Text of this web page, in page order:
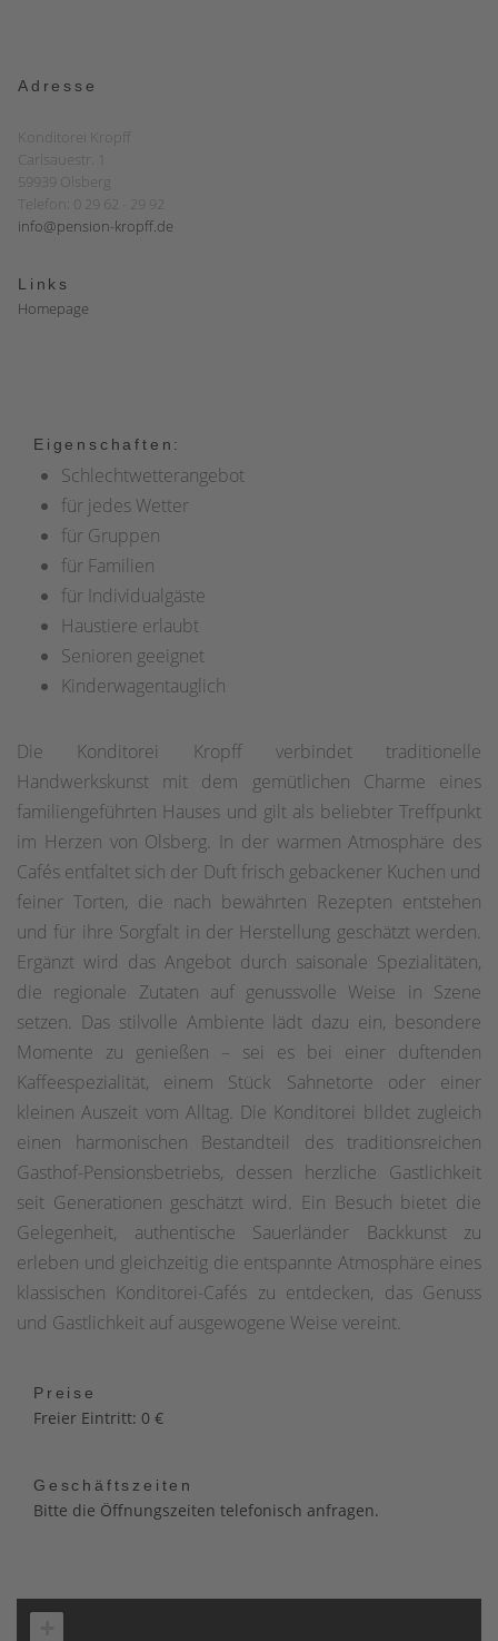
Adresse
Konditorei Kropff
Carlsauestr. 1
59939 Olsberg
Telefon: 0 29 62 - 29 92
info@pension-kropff.de
Links
Homepage
Eigenschaften:
Schlechtwetterangebot
für jedes Wetter
für Gruppen
für Familien
für Individualgäste
Haustiere erlaubt
Senioren geeignet
Kinderwagentauglich
Die Konditorei Kropff verbindet traditionelle
Handwerkskunst mit dem gemütlichen Charme eines
familiengeführten Hauses und gilt als beliebter Treffpunkt
im Herzen von Olsberg. In der warmen Atmosphäre des
Cafés entfaltet sich der Duft frisch gebackener Kuchen und
feiner Torten, die nach bewährten Rezepten entstehen
und für ihre Sorgfalt in der Herstellung geschätzt werden.
Ergänzt wird das Angebot durch saisonale Spezialitäten,
die regionale Zutaten auf genussvolle Weise in Szene
setzen. Das stilvolle Ambiente lädt dazu ein, besondere
Momente zu genießen – sei es bei einer duftenden
Kaffeespezialität, einem Stück Sahnetorte oder einer
kleinen Auszeit vom Alltag. Die Konditorei bildet zugleich
einen harmonischen Bestandteil des traditionsreichen
Gasthof-Pensionsbetriebs, dessen herzliche Gastlichkeit
seit Generationen geschätzt wird. Ein Besuch bietet die
Gelegenheit, authentische Sauerländer Backkunst zu
erleben und gleichzeitig die entspannte Atmosphäre eines
klassischen Konditorei-Cafés zu entdecken, das Genuss
und Gastlichkeit auf ausgewogene Weise vereint.
Preise
Freier Eintritt: 0 €
Geschäftszeiten
Bitte die Öffnungszeiten telefonisch anfragen.